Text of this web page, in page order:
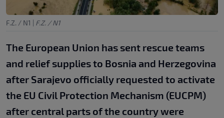
F.Z. / N1 | F.Z. / N1
The European Union has sent rescue teams
and relief supplies to Bosnia and Herzegovina
after Sarajevo officially requested to activate
the EU Civil Protection Mechanism (EUCPM)
after central parts of the country were